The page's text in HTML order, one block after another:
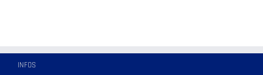
INFOS